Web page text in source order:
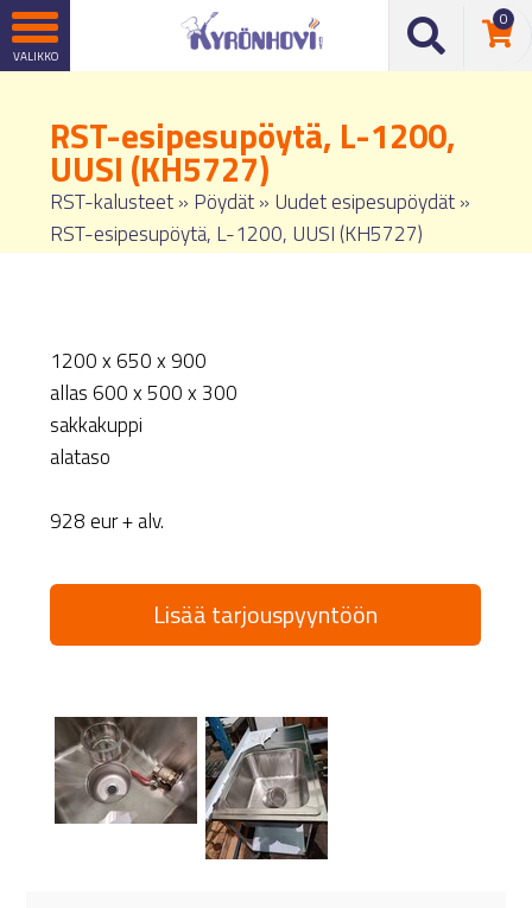
0
RST-esipesupöytä, L-1200,
UUSI (KH5727)
RST-kalusteet» Pöydät» Uudet esipesupöydät»
RST-esipesupöytä, L-1200, UUSI (KH5727)
1200 x 650 x 900
allas 600 x 500 x 300
sakkakuppi
alataso
928 eur + alv.
Lisää tarjouspyyntöön